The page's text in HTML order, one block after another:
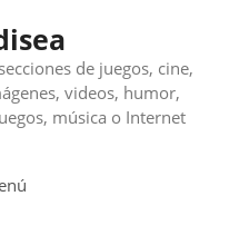
de juegos, cine,
videos, humor,
música o Internet